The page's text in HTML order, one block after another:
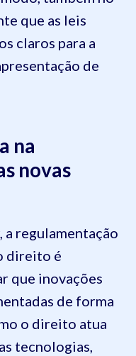
que as leis
claros para a
de
na
novas
a regulamentação
direito é
que inovações
de forma
o direito atua
tecnologias,